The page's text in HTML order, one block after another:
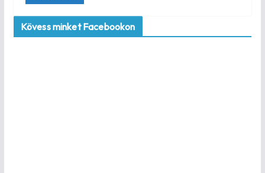
Kövess minket Facebookon